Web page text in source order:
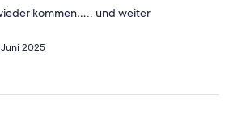
kommen….. und weiter
2025